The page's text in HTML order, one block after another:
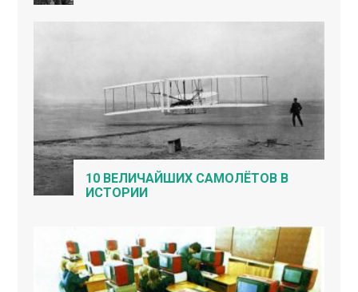
10 ВЕЛИЧАЙШИХ САМОЛЁТОВ В
ИСТОРИИ